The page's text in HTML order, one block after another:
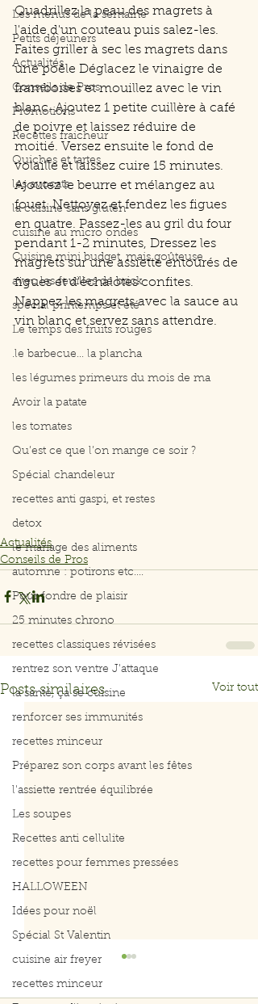
Les menus de la semaine
Petits déjeuners
Actualités
Conseils de Pros
Promotions
Recettes fraicheur
Quiches et tartes
les avocats
la cuisine sans gluten
cuisine au micro ondes
Cuisine mini budget, mais goûteuse
avec les feuilles de brick
spécial printemps et été
Le temps des fruits rouges
.le barbecue... la plancha
les légumes primeurs du mois de ma
Avoir la patate
les tomates
Qu’est ce que l’on mange ce soir ?
Spécial chandeleur
recettes anti gaspi, et restes
detox
le mariage des aliments
automne : potirons etc....
Pour fondre de plaisir
25 minutes chrono
recettes classiques révisées
rentrez son ventre J'attaque
la santé, ça se cuisine
renforcer ses immunités
recettes minceur
Préparez son corps avant les fêtes
l'assiette rentrée équilibrée
Les soupes
Recettes anti cellulite
recettes pour femmes pressées
HALLOWEEN
Idées pour noël
Spécial St Valentin
cuisine air freyer
recettes minceur
Quadrillez la peau des magrets à
l'aide d'un couteau puis salez-les.
Faites griller à sec les magrets dans
une poêle Déglacez le vinaigre de
framboises et mouillez avec le vin
blanc. Ajoutez 1 petite cuillère à café
de poivre et laissez réduire de
moitié. Versez ensuite le fond de
volaille et laissez cuire 15 minutes.
Ajoutez le beurre et mélangez au
fouet. Nettoyez et fendez les figues
en quatre. Passez-les au gril du four
pendant 1-2 minutes, Dressez les
magrets sur une assiette entourés de
figues et d'échalotes confites.
Nappez les magrets avec la sauce au
vin blanc et servez sans attendre.
Actualités
Conseils de Pros
Posts similaires Voir tout